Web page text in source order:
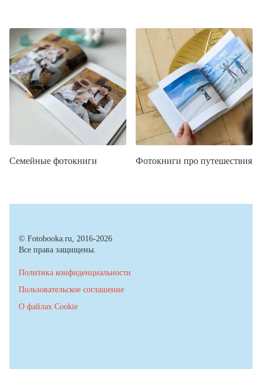
Семейные фотокниги Фотокниги про путешествия
© Fotobooka.ru, 2016-2026
Все права защищены.
Политика конфиденциальности
Пользовательское соглашение
О файлах Cookie